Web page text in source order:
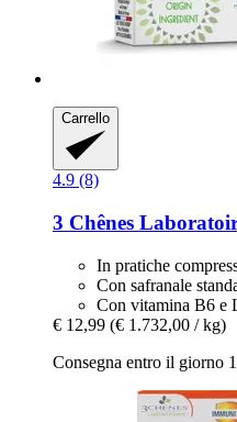
Carrello
4.9 (8)
3 Chênes
In pratiche
Con safranale
Con vitamina B6 e
€ 12,99 (€ 1.732,00 / kg)
Consegna entro il giorno